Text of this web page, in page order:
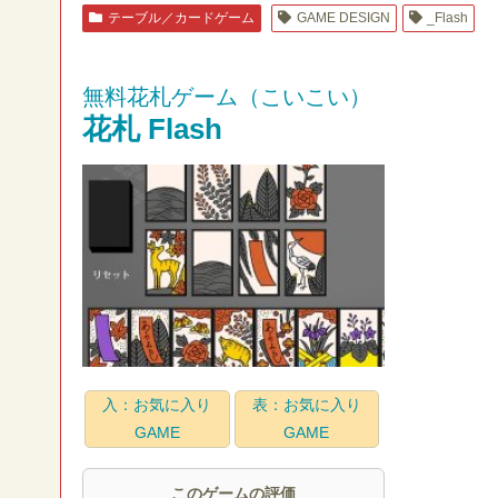
テーブル／カードゲーム GAME DESIGN _Flash
無料花札ゲーム（こいこい）
花札 Flash
入：お気に入り
GAME
表：お気に入り
GAME
このゲームの評価